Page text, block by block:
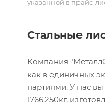
указанной в прайс-
Стальные
Компания
как в единичных
партиями. У нас
1766.250кг,